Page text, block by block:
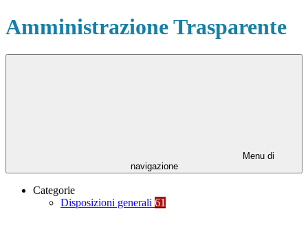
Amministrazione Trasparente
Menu di
navigazione
Categorie
Disposizioni generali 61